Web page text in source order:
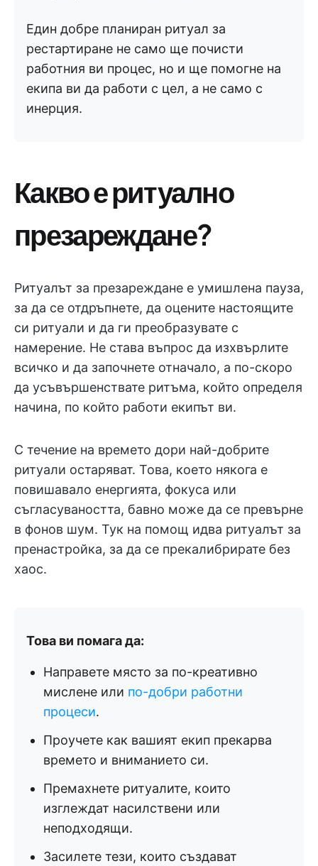
Един добре планиран ритуал за
рестартиране не само ще почисти
работния ви процес, но и ще помогне на
екипа ви да работи с цел, а не само с
инерция.
Какво е ритуално
презареждане?
Ритуалът за презареждане е умишлена пауза,
за да се отдръпнете, да оцените настоящите
си ритуали и да ги преобразувате с
намерение. Не става въпрос да изхвърлите
всичко и да започнете отначало, а по-скоро
да усъвършенствате ритъма, който определя
начина, по който работи екипът ви.
С течение на времето дори най-добрите
ритуали остаряват. Това, което някога е
повишавало енергията, фокуса или
съгласуваността, бавно може да се превърне
в фонов шум. Тук на помощ идва ритуалът за
пренастройка, за да се прекалибрирате без
хаос.
Това ви помага да:
Направете място за по-креативно
мислене или по-добри работни
процеси.
Проучете как вашият екип прекарва
времето и вниманието си.
Премахнете ритуалите, които
изглеждат насилствени или
неподходящи.
Засилете тези, които създават